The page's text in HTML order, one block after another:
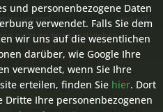
zzgl. Versandkosten und ggf.
nicht anders beschrieben
zur Bioraum GmbH
und personenbezogene Daten
verwendet. Falls Sie dem
wir uns auf die wesentlichen
darüber, wie Google Ihre
verwendet, wenn Sie Ihre
erteilen, finden Sie hier. Dort
Dritte Ihre personenbezogenen